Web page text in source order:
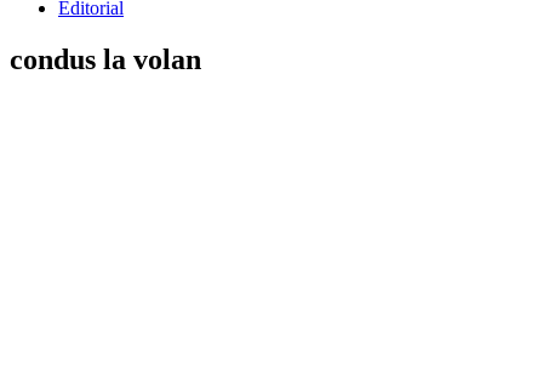
Editorial
condus la volan